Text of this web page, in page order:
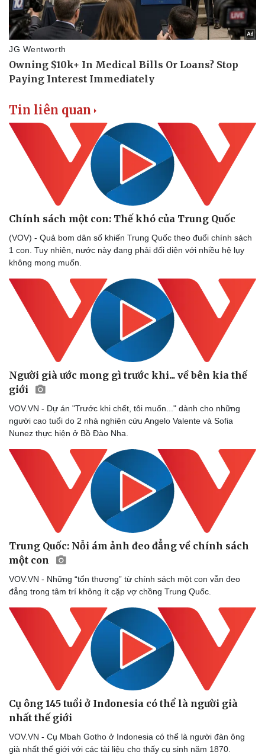
Thể thao
Bóng đá
Lịch thi đấu bóng đá
Thế giới thể thao
Ô tô - Xe máy
Xe máy
Tư vấn
Tin liên quan
Chính sách một con: Thế khó của Trung Quốc
(VOV) - Quả bom dân số khiến Trung Quốc theo đuổi chính sách
1 con. Tuy nhiên, nước này đang phải đối diện với nhiều hệ lụy
không mong muốn.
Người già ước mong gì trước khi... về bên kia thế
giới
VOV.VN - Dự án "Trước khi chết, tôi muốn..." dành cho những
người cao tuổi do 2 nhà nghiên cứu Angelo Valente và Sofia
Nunez thực hiện ở Bồ Đào Nha.
Trung Quốc: Nỗi ám ảnh đeo đẳng về chính sách
một con
VOV.VN - Những “tổn thương” từ chính sách một con vẫn đeo
đẳng trong tâm trí không ít cặp vợ chồng Trung Quốc.
Cụ ông 145 tuổi ở Indonesia có thể là người già
nhất thế giới
VOV.VN - Cụ Mbah Gotho ở Indonesia có thể là người đàn ông
già nhất thế giới với các tài liệu cho thấy cụ sinh năm 1870.